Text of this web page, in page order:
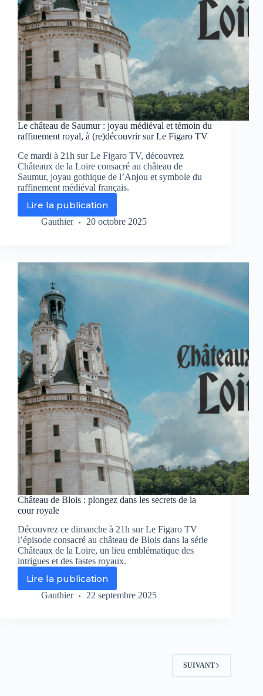
et
histoire
militaire
Le château de Saumur : joyau médiéval et témoin du
raffinement royal, à (re)découvrir sur Le Figaro TV
Ce mardi à 21h sur Le Figaro TV, découvrez
Châteaux de la Loire consacré au château de
Saumur, joyau gothique de l’Anjou et symbole du
raffinement médiéval français.
Lire la publication
Le
château
joyau
médiéval
et
raffinement
royal,
à
(re)découvrir
sur
Le
Figaro
TV
Gauthier 20 octobre 2025
Château de Blois : plongez dans les secrets de la
cour royale
Découvrez ce dimanche à 21h sur Le Figaro TV
l’épisode consacré au château de Blois dans la série
Châteaux de la Loire, un lieu emblématique des
intrigues et des fastes royaux.
Lire la publication
Château
de
Gauthier 22 septembre 2025
SUIVANT